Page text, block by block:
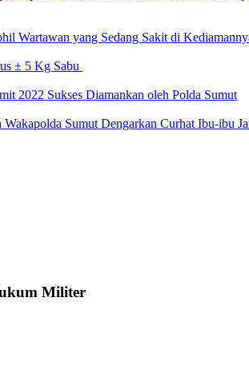
Wartawan yang Sedang Sakit di
± 5 Kg Sabu
2022 Sukses Diamankan oleh Polda Sumut
Wakapolda Sumut Dengarkan Curhat Ibu-ibu
Militer